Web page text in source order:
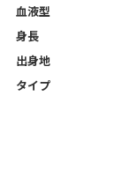
血液型
身長
出身地
タイプ